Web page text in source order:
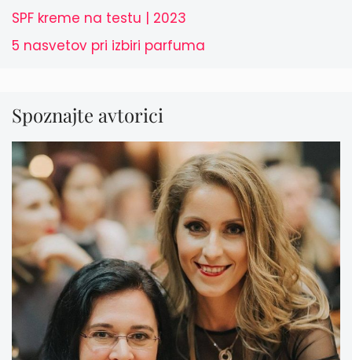
SPF kreme na testu | 2023
5 nasvetov pri izbiri parfuma
Spoznajte avtorici